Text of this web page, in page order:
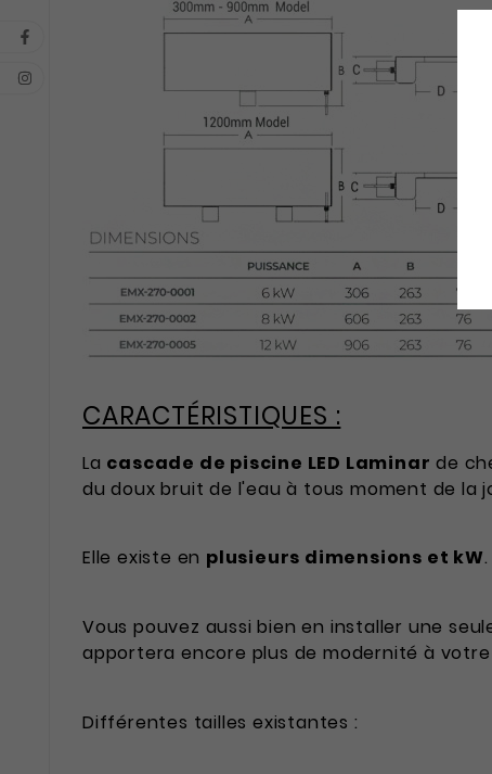
CARACTÉRISTIQUES :
La cascade de piscine LED Laminar de
du doux bruit de l'eau à tous moment de la
Elle existe en plusieurs dimensions et kW.
Vous pouvez aussi bien en installer une
apportera encore plus de modernité à votre
Différentes tailles existantes :